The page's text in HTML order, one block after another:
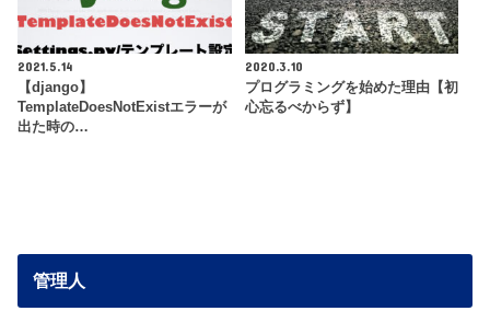
2021.5.14
【django】
TemplateDoesNotExistエラーが
出た時の…
2020.3.10
プログラミングを始めた理由【初
心忘るべからず】
管理人